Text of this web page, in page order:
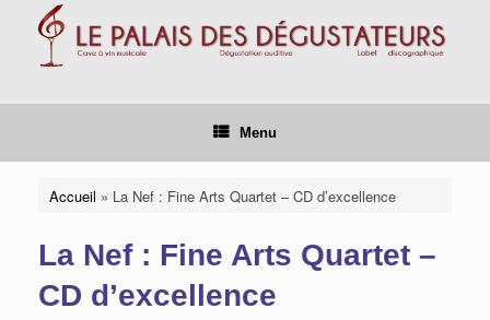
Menu
Accueil » La Nef : Fine Arts Quartet – CD d’excellence
La Nef : Fine Arts Quartet –
CD d’excellence